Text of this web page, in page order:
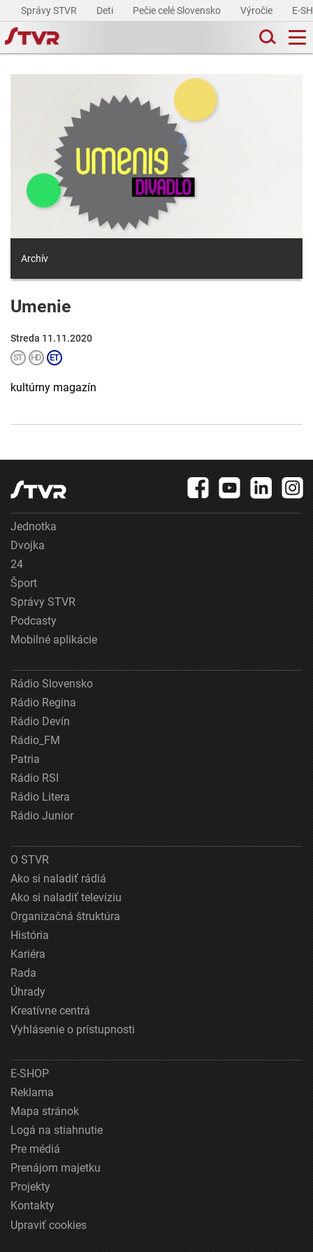
Správy STVR Deti Pečie celé Slovensko Výročie E-
Archív
Umenie
Streda 11.11.2020
kultúrny magazín
Jednotka
Dvojka
24
Šport
Správy STVR
Podcasty
Mobilné aplikácie
Rádio Slovensko
Rádio Regina
Rádio Devín
Rádio_FM
Patria
Rádio RSI
Rádio Litera
Rádio Junior
O STVR
Ako si naladiť rádiá
Ako si naladiť televíziu
Organizačná štruktúra
História
Kariéra
Rada
Úhrady
Kreatívne centrá
Vyhlásenie o prístupnosti
E-SHOP
Reklama
Mapa stránok
Logá na stiahnutie
Pre médiá
Prenájom majetku
Projekty
Kontakty
Upraviť cookies